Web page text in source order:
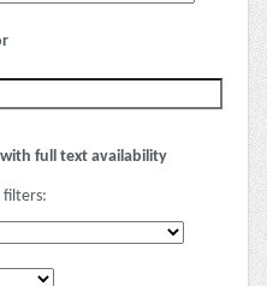
full text availability
filters: